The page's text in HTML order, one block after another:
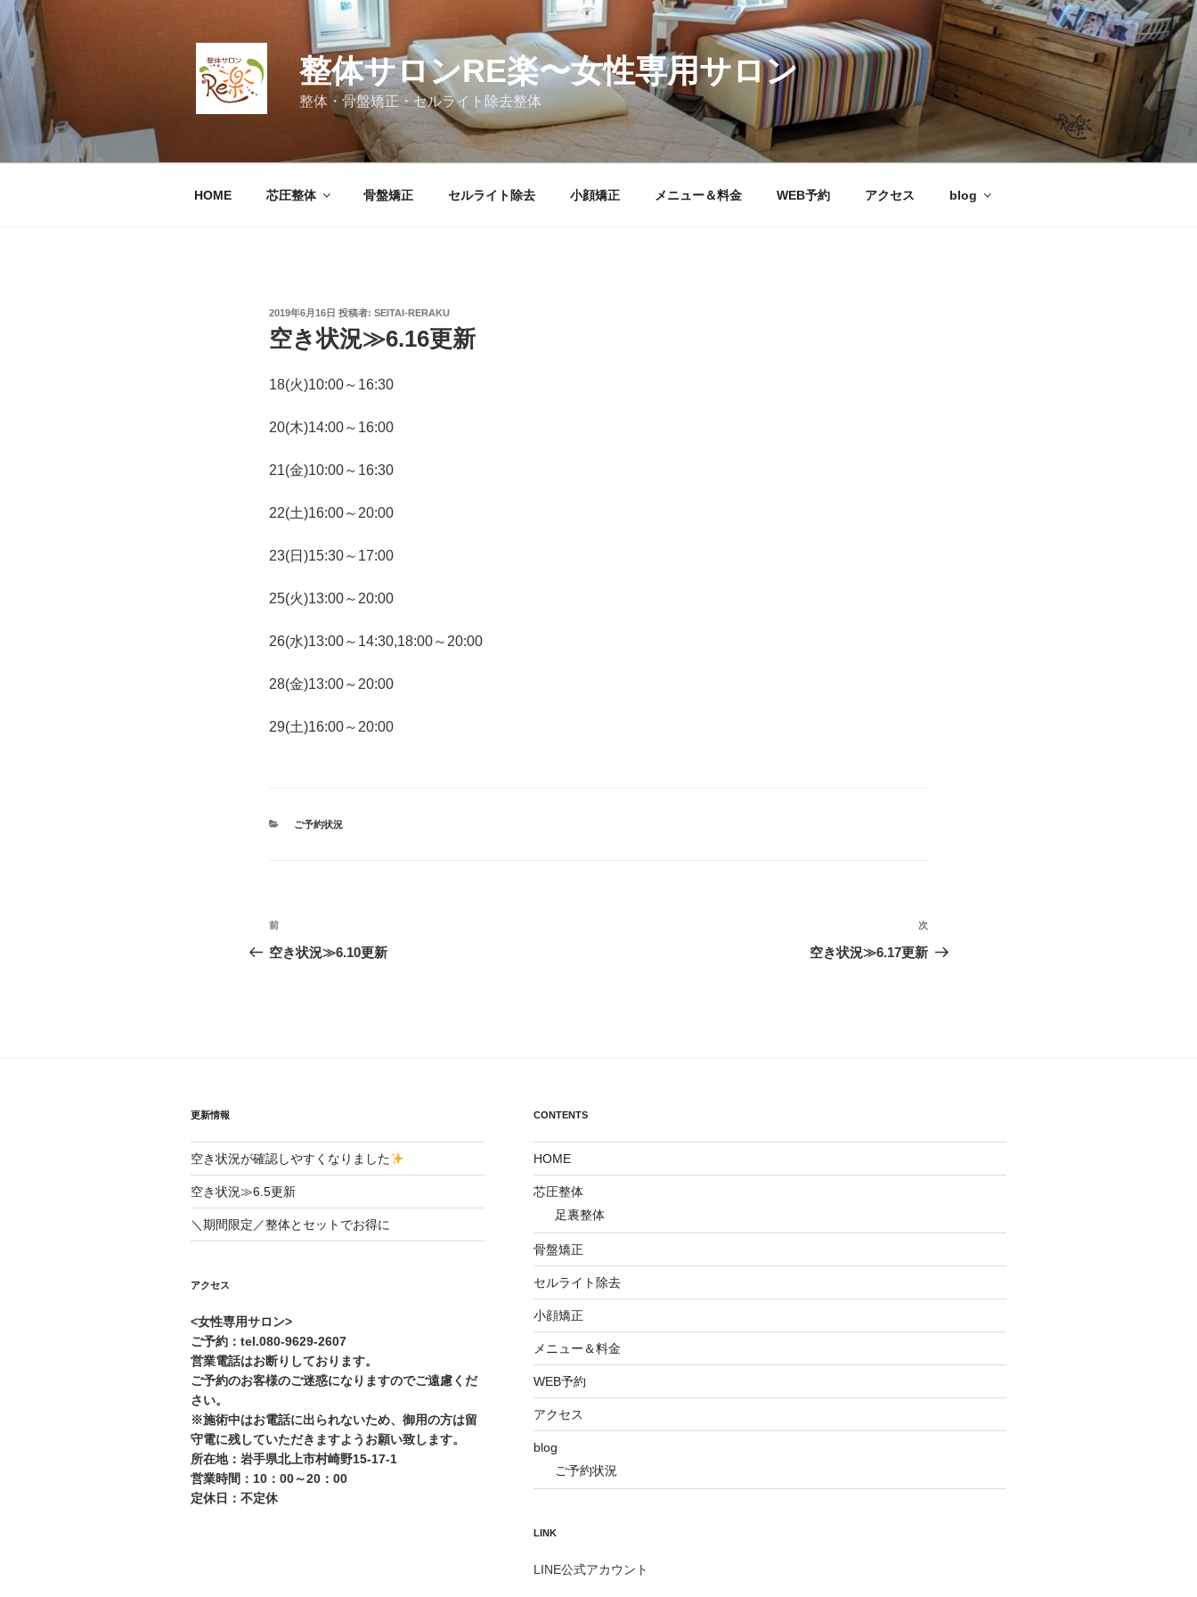
ン
テ
ン
キ
整体サロンRE楽〜女性専用サロン
整体・骨盤矯正・セルライト除去整体
HOME 芯圧整体 骨盤矯正 セルライト除去 小顔矯正 メニュー＆料金 WEB予約 アクセス blog
投
日:
2019年6月16日 投稿者: SEITAI-RERAKU
空き状況≫6.16更新
18(火)10:00～16:30
20(木)14:00～16:00
21(金)10:00～16:30
22(土)16:00～20:00
23(日)15:30～17:00
25(火)13:00～20:00
26(水)13:00～14:30,18:00～20:00
28(金)13:00～20:00
29(土)16:00～20:00
カ
ご予約状況
投
稿
ョ
ン
前
の
前
空き状況≫6.10更新
次
の
次
空き状況≫6.17更新
更新情報
空き状況が確認しやすくなりました
空き状況≫6.5更新
＼期間限定／整体とセットでお得に
アクセス
<女性専用サロン>
ご予約：tel.080-9629-2607
営業電話はお断りしております。
ご予約のお客様のご迷惑になりますのでご遠慮くだ
さい。
※施術中はお電話に出られないため、御用の方は留
守電に残していただきますようお願い致します。
所在地：岩手県北上市村崎野15-17-1
営業時間：10：00～20：00
定休日：不定休
CONTENTS
HOME
芯圧整体
足裏整体
骨盤矯正
セルライト除去
小顔矯正
メニュー＆料金
WEB予約
アクセス
blog
ご予約状況
LINK
LINE公式アカウント